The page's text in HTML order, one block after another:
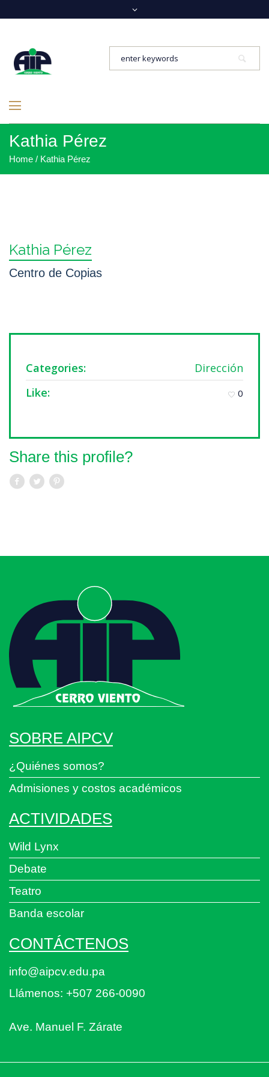
Kathia Pérez
Home / Kathia Pérez
Kathia Pérez
Centro de Copias
Categories:
Dirección
Like:
0
Share this profile?
SOBRE AIPCV
¿Quiénes somos?
Admisiones y costos académicos
ACTIVIDADES
Wild Lynx
Debate
Teatro
Banda escolar
CONTÁCTENOS
info@aipcv.edu.pa
Llámenos: +507 266-0090
Ave. Manuel F. Zárate